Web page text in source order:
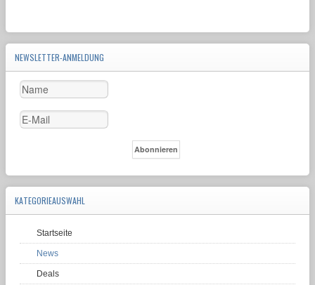
NEWSLETTER-ANMELDUNG
KATEGORIEAUSWAHL
Startseite
News
Deals